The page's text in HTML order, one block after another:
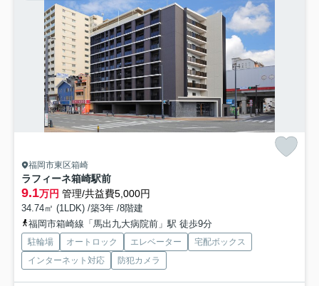
福岡市東区箱崎
ラフィーネ箱崎駅前
9.1万円 管理/共益費5,000円
34.74㎡ (1LDK) /築3年 /8階建
福岡市箱崎線「馬出九大病院前」駅 徒歩9分
駐輪場 オートロック エレベーター
宅配ボックス
インターネット対応
防犯カメラ